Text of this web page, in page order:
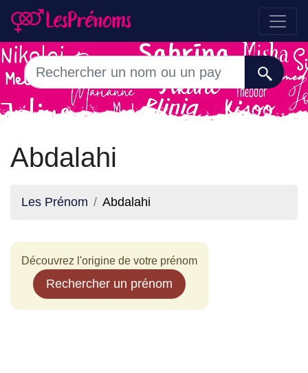
Abdalahi
Les Prénom Abdalahi
Découvrez l'origine de votre prénom
Rechercher un prénom